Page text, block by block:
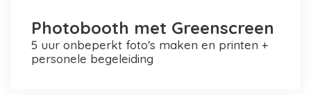
Photobooth met Greenscreen
5 uur onbeperkt foto's maken en printen +
personele begeleiding